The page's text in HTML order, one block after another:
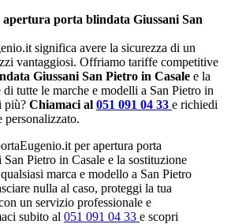
porta blindata Giussani San
significa avere la sicurezza di un
vantaggiosi. Offriamo tariffe competitive
Giussani San Pietro in Casale e la
tutte le marche e modelli a San Pietro in
più? Chiamaci al 051 091 04 33 e richiedi
personalizzato.
per apertura porta
Pietro in Casale e la sostituzione
marca e modello a San Pietro
nulla al caso, proteggi la tua
un servizio professionale e
subito al 051 091 04 33 e scopri